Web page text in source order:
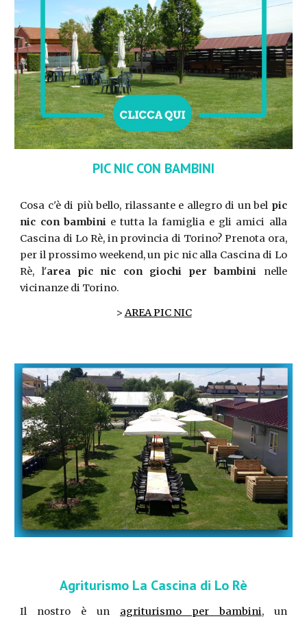
PIC NIC CON BAMBINI
Cosa c'è di più bello, rilassante e allegro di un bel pic
nic con bambinie tutta la famiglia e gli amici alla
Cascina di Lo Rè, in provincia di Torino? Prenota ora,
per il prossimo weekend, un pic nic alla Cascina di Lo
Rè, l'area pic nic con giochi per bambini nelle
vicinanze di Torino.
> AREA PIC NIC
Agriturismo La Cascina di Lo Rè
Il nostro è un agriturismo per bambini, un